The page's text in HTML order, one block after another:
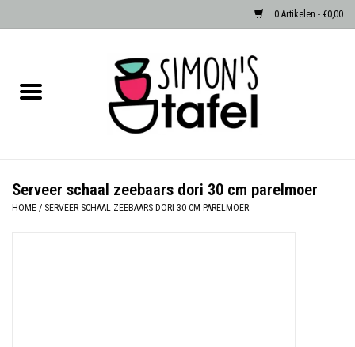
0 Artikelen - €0,00
Albast waxinehouders van Zenza
Serveer schaal zeebaars dori 30 cm parelmoer
HOME / SERVEER SCHAAL ZEEBAARS DORI 30 CM PARELMOER